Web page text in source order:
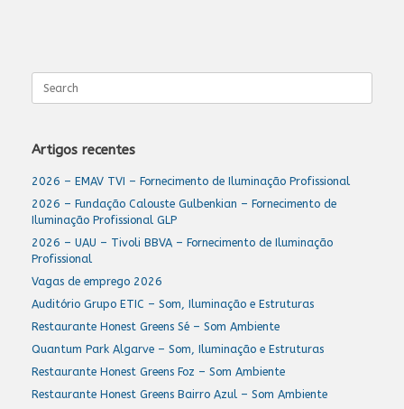
for:
Artigos recentes
2026 – EMAV TVI – Fornecimento de Iluminação Profissional
2026 – Fundação Calouste Gulbenkian – Fornecimento de
Iluminação Profissional GLP
2026 – UAU – Tivoli BBVA – Fornecimento de Iluminação
Profissional
Vagas de emprego 2026
Auditório Grupo ETIC – Som, Iluminação e Estruturas
Restaurante Honest Greens Sé – Som Ambiente
Quantum Park Algarve – Som, Iluminação e Estruturas
Restaurante Honest Greens Foz – Som Ambiente
Restaurante Honest Greens Bairro Azul – Som Ambiente